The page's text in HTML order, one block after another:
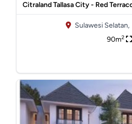
Citraland Tallasa City - Red
Sulawesi Selatan,
90m2